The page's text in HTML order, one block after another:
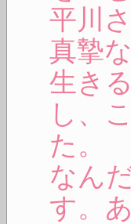
平川
真摯
生き
し、
た。
なん
す。